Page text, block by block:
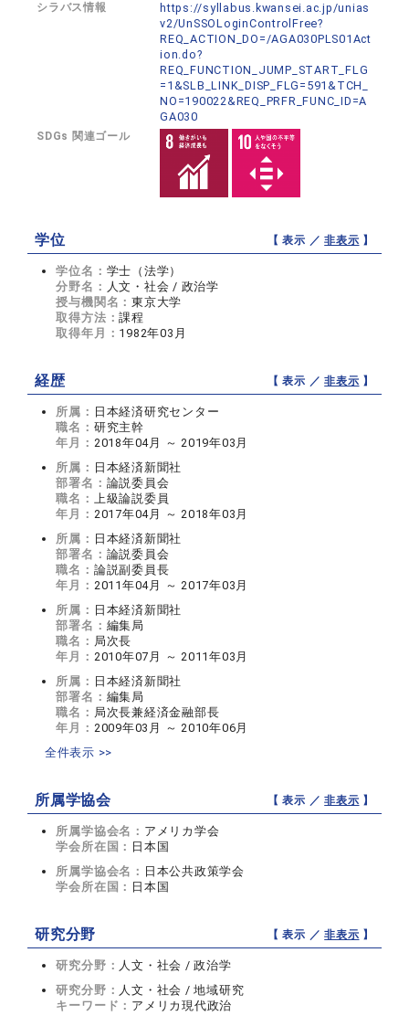
シラバス情報
https://syllabus.kwansei.ac.jp/unias
v2/UnSSOLoginControlFree?
REQ_ACTION_DO=/AGA030PLS01Act
ion.do?
REQ_FUNCTION_JUMP_START_FLG
=1&SLB_LINK_DISP_FLG=591&TCH_
NO=190022&REQ_PRFR_FUNC_ID=A
GA030
SDGs 関連ゴール
学位 【 表示 ／非表示 】
学位名： 学士（法学）
分野名： 人文・社会 / 政治学
授与機関名：東京大学
取得方法：課程
取得年月： 1982年03月
経歴 【 表示 ／非表示 】
所属： 日本経済研究センター
職名： 研究主幹
年月： 2018年04月 ～ 2019年03月
所属： 日本経済新聞社
部署名： 論説委員会
職名： 上級論説委員
年月： 2017年04月 ～ 2018年03月
所属： 日本経済新聞社
部署名： 論説委員会
職名： 論説副委員長
年月： 2011年04月 ～ 2017年03月
所属： 日本経済新聞社
部署名： 編集局
職名： 局次長
年月： 2010年07月 ～ 2011年03月
所属： 日本経済新聞社
部署名： 編集局
職名： 局次長兼経済金融部長
年月： 2009年03月 ～ 2010年06月
全件表示 >>
所属学協会 【 表示 ／非表示 】
所属学協会名： アメリカ学会
学会所在国： 日本国
所属学協会名： 日本公共政策学会
学会所在国： 日本国
研究分野 【 表示 ／非表示 】
研究分野： 人文・社会 / 政治学
研究分野： 人文・社会 / 地域研究
キーワード： アメリカ現代政治